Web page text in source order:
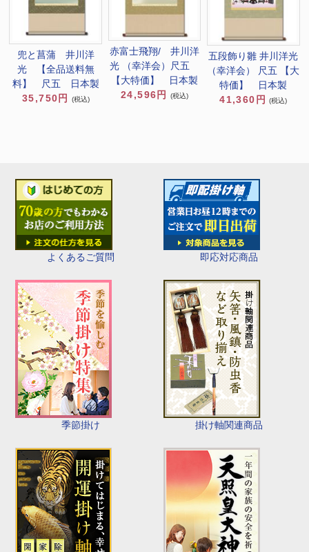
よくあるご質問 即応対応商品
季節掛け 掛け軸関連商品
兜と菖蒲 井川洋
光 【全品送料無
料】 尺五 日本製
35,750円
(税込)
赤富士飛翔/ 井川洋
光 （幸洋会）尺五
【大特価】 日本製
24,596円
(税込)
五段飾り雛 井川洋光
（幸洋会） 尺五 【大
特価】 日本製
41,360円
(税込)